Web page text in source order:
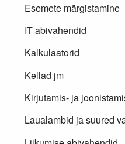
Esemete märgistamine
IT abivahendid
Kalkulaatorid
Kellad jm
Kirjutamis- ja
Laualambid ja suured